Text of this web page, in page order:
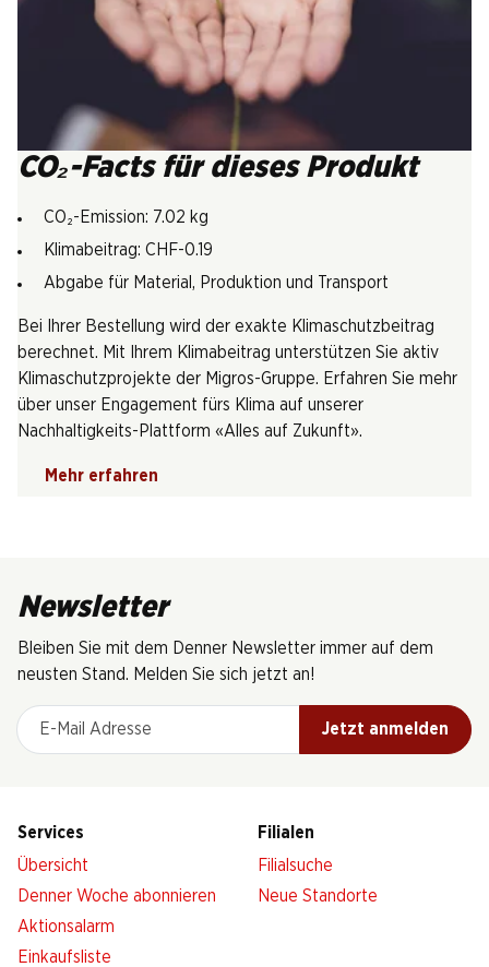
CO₂-Facts für dieses Produkt
CO₂-Emission: 7.02 kg
Klimabeitrag: CHF-0.19
Abgabe für Material, Produktion und Transport
Bei Ihrer Bestellung wird der exakte Klimaschutzbeitrag
berechnet. Mit Ihrem Klimabeitrag unterstützen Sie aktiv
Klimaschutzprojekte der Migros-Gruppe. Erfahren Sie mehr
über unser Engagement fürs Klima auf unserer
Nachhaltigkeits-Plattform «Alles auf Zukunft».
Mehr erfahren
Newsletter
Bleiben Sie mit dem Denner Newsletter immer auf dem
neusten Stand. Melden Sie sich jetzt an!
E-Mail Adresse
Jetzt anmelden
Services
Übersicht
Denner Woche abonnieren
Aktionsalarm
Einkaufsliste
Filialen
Filialsuche
Neue Standorte